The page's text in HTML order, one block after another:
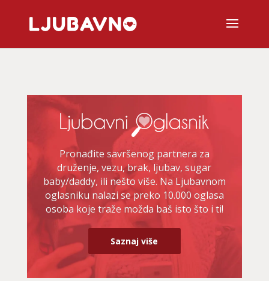
Pronađite savršenog partnera za
druženje, vezu, brak, ljubav, sugar
baby/daddy, ili nešto više. Na Ljubavnom
oglasniku nalazi se preko 10.000 oglasa
osoba koje traže možda baš isto što i ti!
Saznaj više